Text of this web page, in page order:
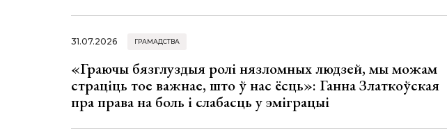
31.07.2026 ГРАМАДСТВА
«Граючы бязглуздыя ролі нязломных людзей, мы можам
страціць тое важнае, што ў нас ёсць»: Ганна Златкоўская
пра права на боль і слабасць у эміграцыі